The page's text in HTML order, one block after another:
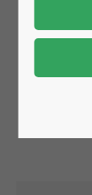
Get
376-293
San